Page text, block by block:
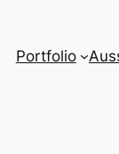
Portfolio